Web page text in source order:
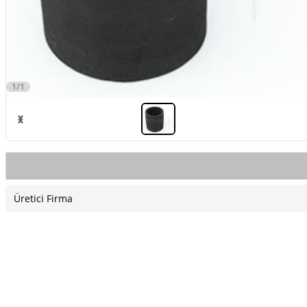
1/1
Üretici Firma